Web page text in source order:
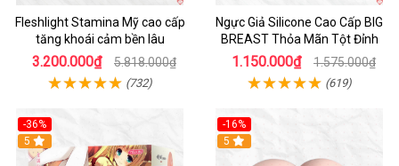
Fleshlight Stamina Mỹ cao cấp
tăng khoái cảm bền lâu
3.200.000₫ 5.818.000₫
(732)
Ngực Giả Silicone Cao Cấp BIG
BREAST Thỏa Mãn Tột Đỉnh
1.150.000₫ 1.575.000₫
(619)
-36%
Hot
5
-16%
Hot
5